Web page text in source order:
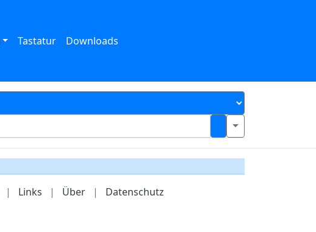
Tastatur Downloads
| Links | Über | Datenschutz